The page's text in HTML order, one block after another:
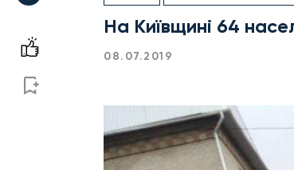
На Київщині 64
08.07.2019